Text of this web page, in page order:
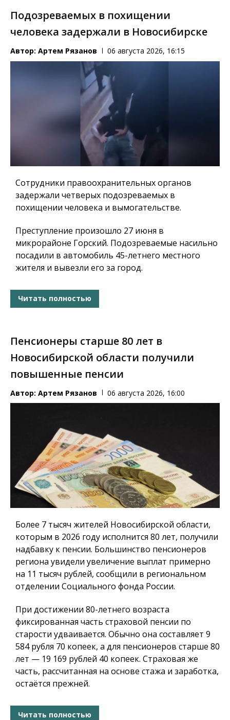
Подозреваемых в похищении
человека задержали в Новосибирске
Автор: Артем Рязанов 06 августа 2026, 16:15
Сотрудники правоохранительных органов
задержали четверых подозреваемых в
похищении человека и вымогательстве.
Преступление произошло 27 июня в
микрорайоне Горский. Подозреваемые насильно
посадили в автомобиль 45-летнего местного
жителя и вывезли его за город.
Читать полностью
Пенсионеры старше 80 лет в
Новосибирской области получили
повышенные пенсии
Автор: Артем Рязанов 06 августа 2026, 16:00
Более 7 тысяч жителей Новосибирской области,
которым в 2026 году исполнится 80 лет, получили
надбавку к пенсии. Большинство пенсионеров
региона увидели увеличение выплат примерно
на 11 тысяч рублей, сообщили в региональном
отделении Социального фонда России.
При достижении 80-летнего возраста
фиксированная часть страховой пенсии по
старости удваивается. Обычно она составляет 9
584 рубля 70 копеек, а для пенсионеров старше 80
лет — 19 169 рублей 40 копеек. Страховая же
часть, рассчитанная на основе стажа и заработка,
остаётся прежней.
Читать полностью